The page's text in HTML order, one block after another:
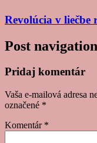
Revolúcia v
Post navigation
Pridaj komentár
Vaša e-mailová adresa
označené *
Komentár *